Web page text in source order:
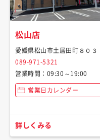
松山店
愛媛県松山市土居田町８０３
089-971-5321
営業時間：09:30～19:00
営業日カレンダー
詳しくみる